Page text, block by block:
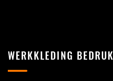
WERKKLEDING